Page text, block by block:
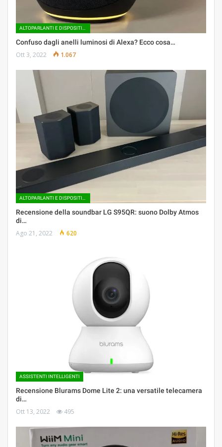
ALTOPARLANTI E DISPOSITIVI AUDIO INTELLIGENTI
Confuso dagli anelli luminosi di Alexa? Ecco cosa…
Ott 3, 2022 1.067
Recensione della soundbar LG S95QR: suono Dolby Atmos
di…
Ago 21, 2022 620
ASSISTENTI INTELLIGENTI
Recensione Blurams Dome Lite 2: una versatile telecamera
di…
Ott 13, 2022 495